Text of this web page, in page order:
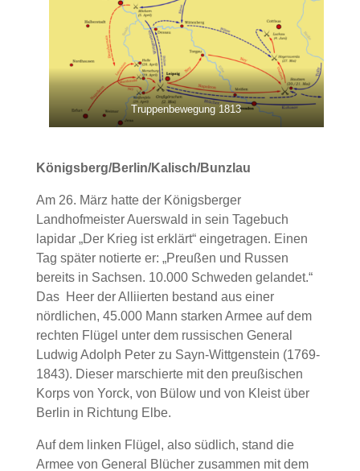
Truppenbewegung 1813
Königsberg/Berlin/Kalisch/Bunzlau
Am 26. März hatte der Königsberger
Landhofmeister Auerswald in sein Tagebuch
lapidar „Der Krieg ist erklärt“ eingetragen. Einen
Tag später notierte er: „Preußen und Russen
bereits in Sachsen. 10.000 Schweden gelandet.“
Das Heer der Alliierten bestand aus einer
nördlichen, 45.000 Mann starken Armee auf dem
rechten Flügel unter dem russischen General
Ludwig Adolph Peter zu Sayn-Wittgenstein (1769-
1843). Dieser marschierte mit den preußischen
Korps von Yorck, von Bülow und von Kleist über
Berlin in Richtung Elbe.
Auf dem linken Flügel, also südlich, stand die
Armee von General Blücher zusammen mit dem